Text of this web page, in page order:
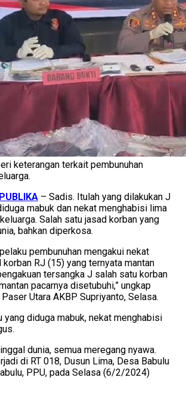
keterangan terkait pembunuhan
– Sadis. Itulah yang dilakukan J
mabuk dan nekat menghabisi lima
Salah satu jasad korban yang
bahkan diperkosa.
pembunuhan mengakui nekat
RJ (15) yang ternyata mantan
tersangka J salah satu korban
pacarnya disetubuhi,” ungkap
Utara AKBP Supriyanto, Selasa.
yang diduga mabuk, nekat menghabisi
dunia, semua meregang nyawa.
di RT 018, Dusun Lima, Desa Babulu
PPU, pada Selasa (6/2/2024)